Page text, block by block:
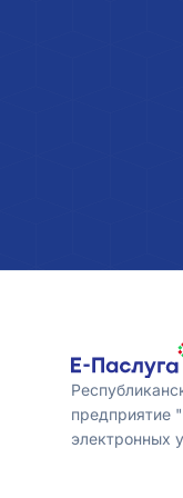
предприятие
электронных